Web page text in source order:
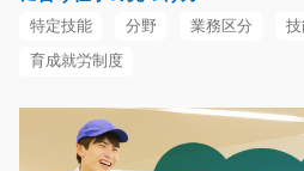
物流伝票の事務/g04_02561
特定技能 分野 業務区分
育成就労制度